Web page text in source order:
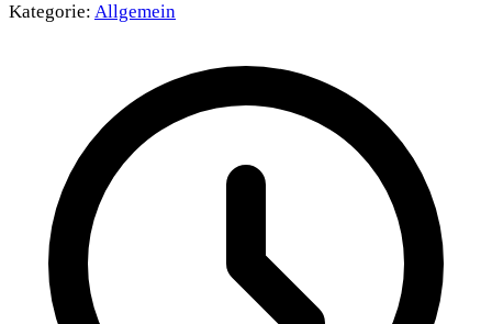
Kategorie: Allgemein